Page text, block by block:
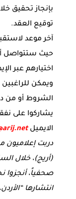
بإنجاز تحقيق
توقيع العقد.
آخر موعد
حيث ستتواصل
اختيارهم عبر
ويمكن
الشروط أو من
يشاركوا على
الايميلLina@arij.net
دربت إعلاميون
انتشارها